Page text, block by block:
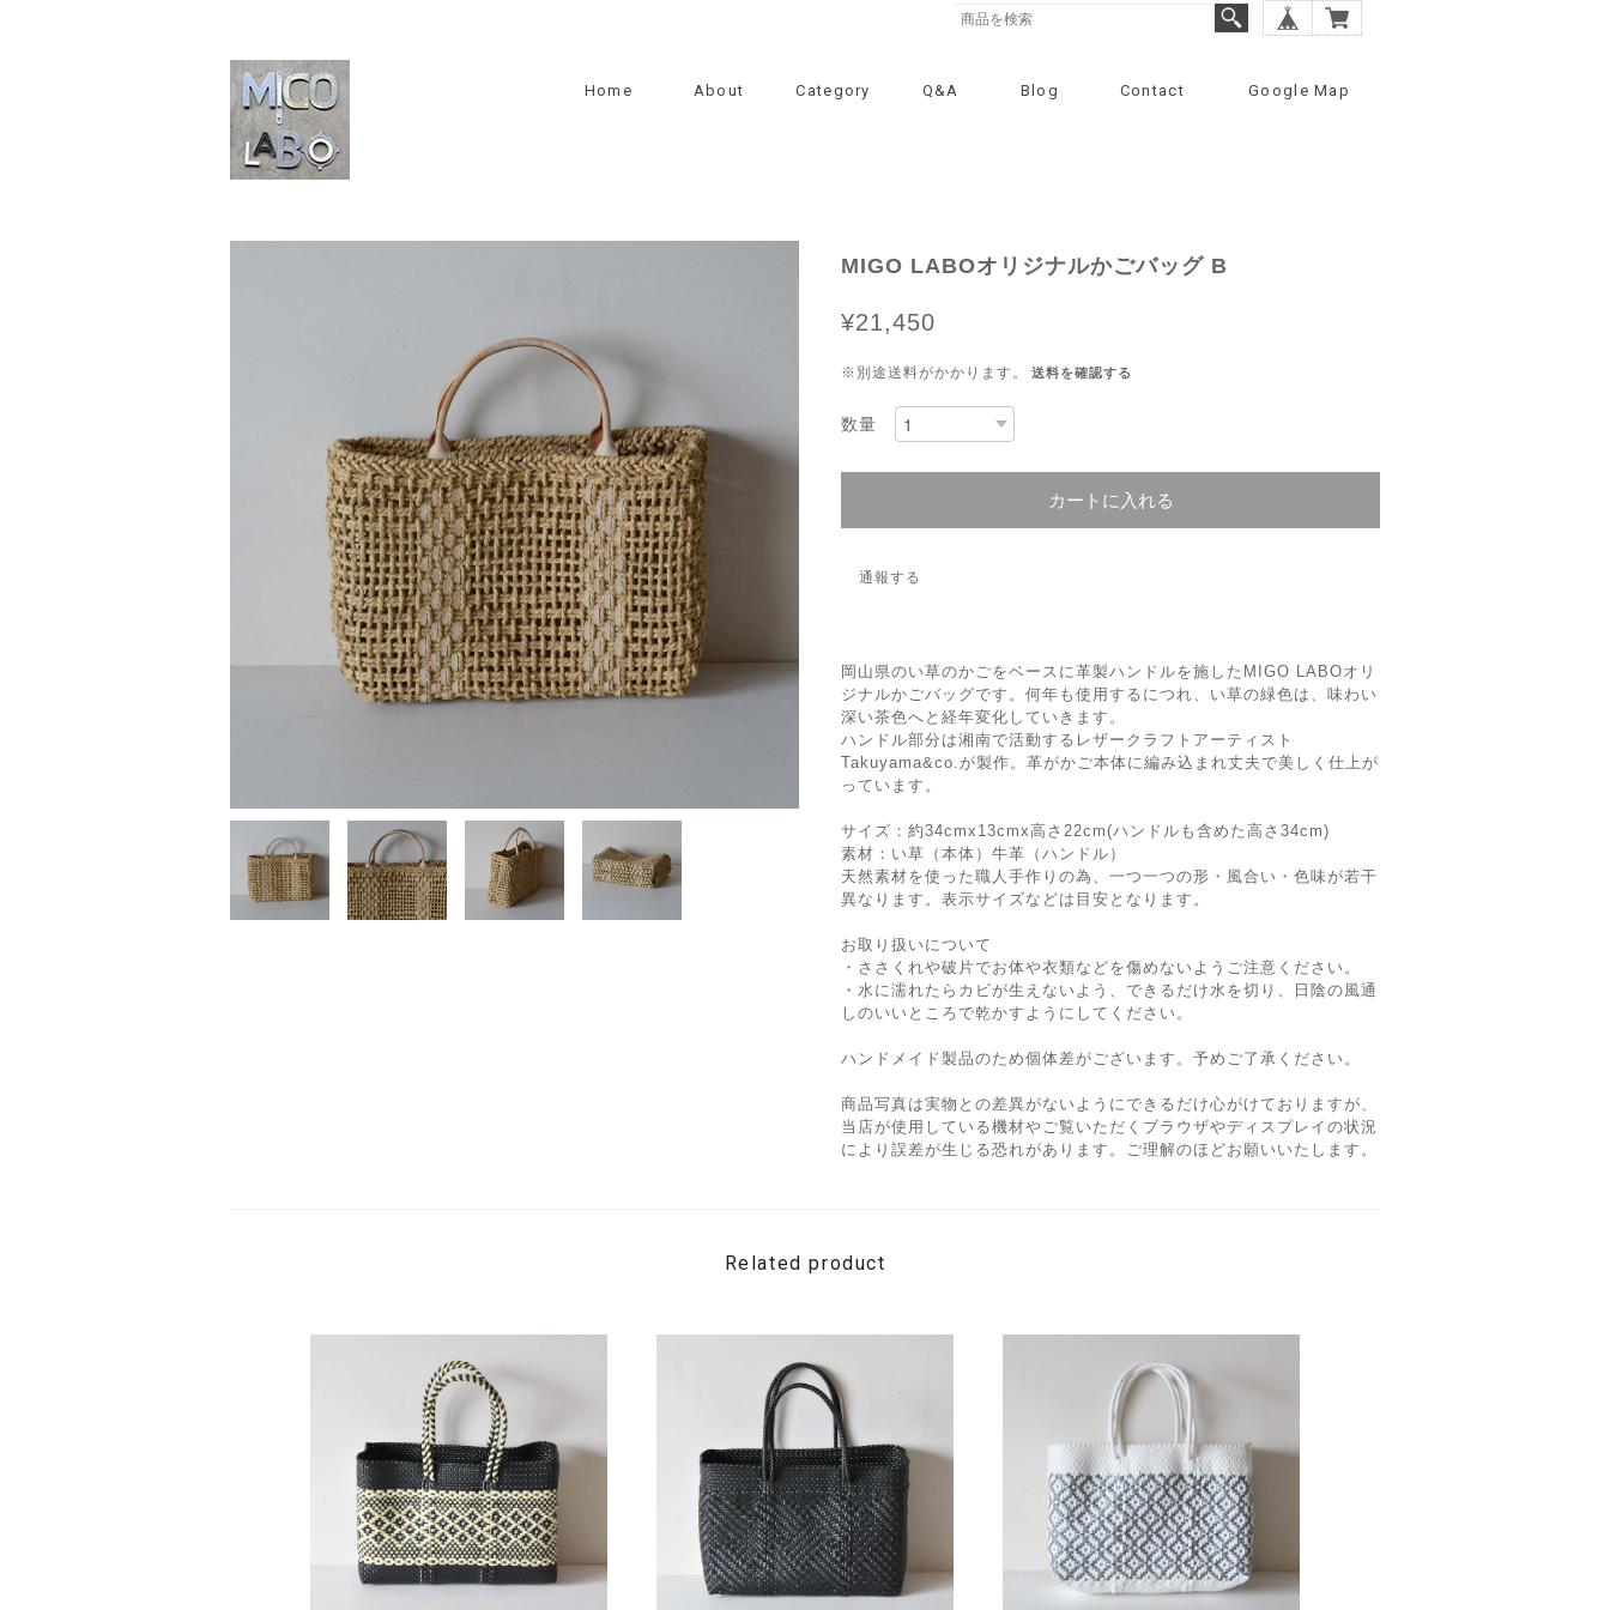
Home About Category Q&A Blog Contact Google Map
MIGO LABOオリジナルかごバッグ B
¥21,450
※別途送料がかかります。 送料を確認する
数量
カートに入れる
通報する
岡山県のい草のかごをベースに革製ハンドルを施したMIGO LABOオリ
ジナルかごバッグです。何年も使用するにつれ、い草の緑色は、味わい
深い茶色へと経年変化していきます。
ハンドル部分は湘南で活動するレザークラフトアーティスト
Takuyama&co.が製作。革がかご本体に編み込まれ丈夫で美しく仕上が
っています。
サイズ：約34cmx13cmx高さ22cm(ハンドルも含めた高さ34cm)
素材：い草（本体）牛革（ハンドル）
天然素材を使った職人手作りの為、一つ一つの形・風合い・色味が若干
異なります。表示サイズなどは目安となります。
お取り扱いについて
・ささくれや破片でお体や衣類などを傷めないようご注意ください。
・水に濡れたらカビが生えないよう、できるだけ水を切り、日陰の風通
しのいいところで乾かすようにしてください。
ハンドメイド製品のため個体差がございます。予めご了承ください。
商品写真は実物との差異がないようにできるだけ心がけておりますが、
当店が使用している機材やご覧いただくブラウザやディスプレイの状況
により誤差が生じる恐れがあります。ご理解のほどお願いいたします。
Related product